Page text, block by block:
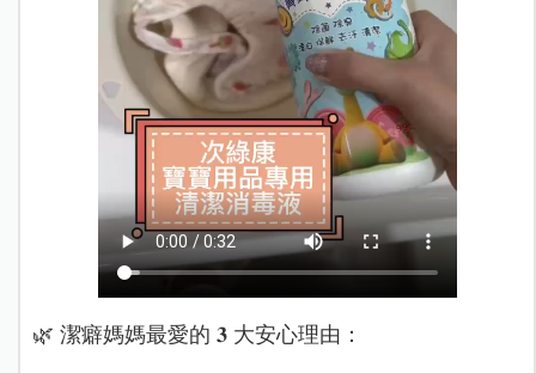
🌿 潔癖媽媽最愛的 𝟑 大安心理由：